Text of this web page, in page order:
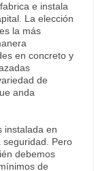
fabrica e instala
La elección
la más
en concreto y
de
anda
instalada en
seguridad. Pero
debemos
de